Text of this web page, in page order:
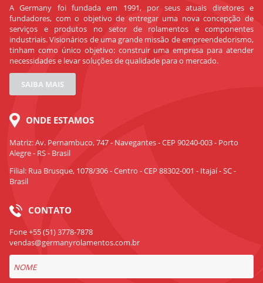
A Germany foi fundada em 1991, por seus atuais diretores e
fundadores, com o objetivo de entregar uma nova concepção de
serviços e produtos no setor de rolamentos e componentes
industriais. Visionários de uma grande missão de empreendedorismo,
tinham como único objetivo: construir uma empresa para atender
necessidades e levar soluções de qualidade para o mercado.
SAIBA MAIS
ONDE ESTAMOS
Matriz: Av. Pernambuco, 747 - Navegantes - CEP 90240-003 - Porto
Alegre - RS - Brasil
Filial: Rua Brusque, 1078/306 - Centro - CEP 88302-001 - Itajaí - SC -
Brasil
CONTATO
Fone +55 (51) 3778-7878
vendas@germanyrolamentos.com.br